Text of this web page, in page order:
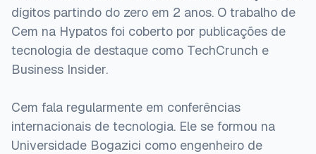
dígitos partindo do zero em 2 anos. O trabalho de
Cem na Hypatos foi coberto por publicações de
tecnologia de destaque como TechCrunch e
Business Insider.
Cem fala regularmente em conferências
internacionais de tecnologia. Ele se formou na
Universidade Bogazici como engenheiro de